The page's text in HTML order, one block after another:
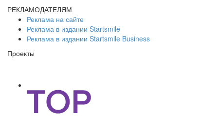
РЕКЛАМОДАТЕЛЯМ
Реклама на сайте
Реклама в издании Startsmile
Реклама в издании Startsmile Business
Проекты